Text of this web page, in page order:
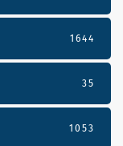
1644
35
1053